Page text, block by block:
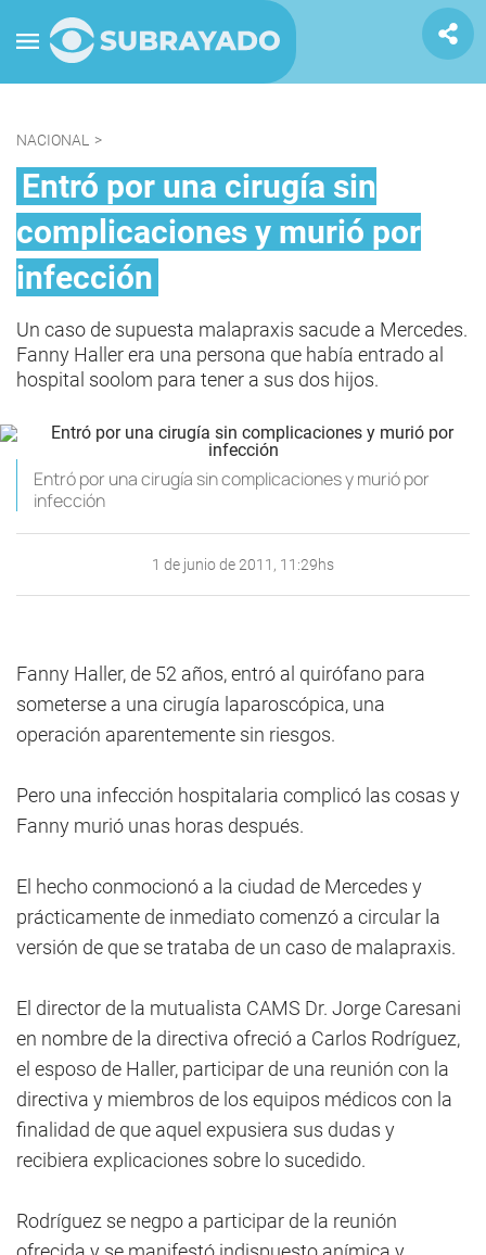
NACIONAL >
Entró por una cirugía sin
complicaciones y murió por
infección
Un caso de supuesta malapraxis sacude a Mercedes.
Fanny Haller era una persona que había entrado al
hospital soolom para tener a sus dos hijos.
Entró por una cirugía sin complicaciones y murió por
infección
1 de junio de 2011, 11:29hs
Fanny Haller, de 52 años, entró al quirófano para
someterse a una cirugía laparoscópica, una
operación aparentemente sin riesgos.
Pero una infección hospitalaria complicó las cosas y
Fanny murió unas horas después.
El hecho conmocionó a la ciudad de Mercedes y
prácticamente de inmediato comenzó a circular la
versión de que se trataba de un caso de malapraxis.
El director de la mutualista CAMS Dr. Jorge Caresani
en nombre de la directiva ofreció a Carlos Rodríguez,
el esposo de Haller, participar de una reunión con la
directiva y miembros de los equipos médicos con la
finalidad de que aquel expusiera sus dudas y
recibiera explicaciones sobre lo sucedido.
Rodríguez se negpo a participar de la reunión